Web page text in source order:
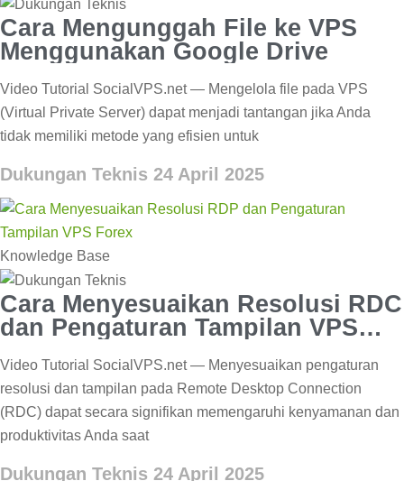
Cara Mengunggah File ke VPS
Menggunakan Google Drive
Video Tutorial SocialVPS.net — Mengelola file pada VPS
(Virtual Private Server) dapat menjadi tantangan jika Anda
tidak memiliki metode yang efisien untuk
Dukungan Teknis 24 April 2025
Knowledge Base
Cara Menyesuaikan Resolusi RDC
dan Pengaturan Tampilan VPS
Video Tutorial SocialVPS.net — Menyesuaikan pengaturan
resolusi dan tampilan pada Remote Desktop Connection
(RDC) dapat secara signifikan memengaruhi kenyamanan dan
produktivitas Anda saat
Dukungan Teknis 24 April 2025